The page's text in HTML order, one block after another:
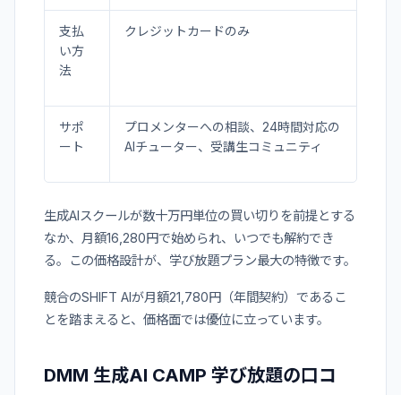
支払
い方
法
クレジットカードのみ
サポ
ート
プロメンターへの相談、24時間対応の
AIチューター、受講生コミュニティ
生成AIスクールが数十万円単位の買い切りを前提とする
なか、月額16,280円で始められ、いつでも解約でき
る。この価格設計が、学び放題プラン最大の特徴です。
競合のSHIFT AIが月額21,780円（年間契約）であるこ
とを踏まえると、価格面では優位に立っています。
DMM 生成AI CAMP 学び放題の口コ